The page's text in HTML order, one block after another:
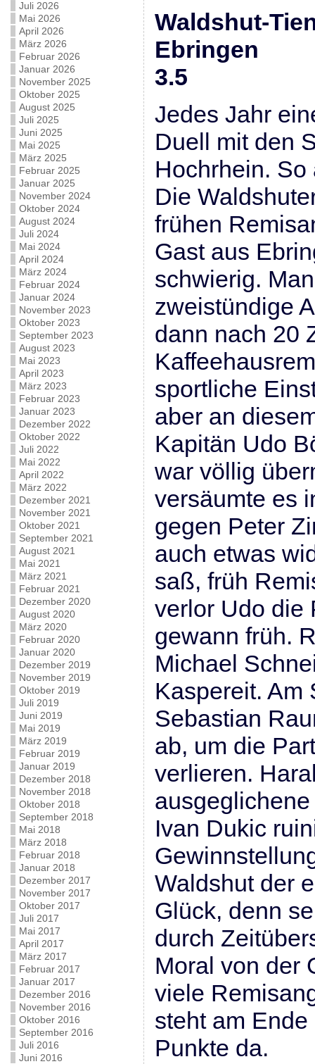
Juli 2026
Mai 2026
April 2026
März 2026
Februar 2026
Januar 2026
November 2025
Oktober 2025
August 2025
Juli 2025
Juni 2025
Mai 2025
März 2025
Februar 2025
Januar 2025
November 2024
Oktober 2024
August 2024
Juli 2024
Mai 2024
April 2024
März 2024
Februar 2024
Januar 2024
November 2023
Oktober 2023
September 2023
August 2023
Mai 2023
April 2023
März 2023
Februar 2023
Januar 2023
Dezember 2022
Oktober 2022
Juli 2022
Mai 2022
April 2022
März 2022
Dezember 2021
November 2021
Oktober 2021
September 2021
August 2021
Mai 2021
März 2021
Februar 2021
Dezember 2020
August 2020
März 2020
Februar 2020
Januar 2020
Dezember 2019
November 2019
Oktober 2019
Juli 2019
Juni 2019
Mai 2019
März 2019
Februar 2019
Januar 2019
Dezember 2018
November 2018
Oktober 2018
September 2018
Mai 2018
März 2018
Februar 2018
Januar 2018
Dezember 2017
November 2017
Oktober 2017
Juli 2017
Mai 2017
April 2017
März 2017
Februar 2017
Januar 2017
Dezember 2016
November 2016
Oktober 2016
September 2016
Juli 2016
Juni 2016
Waldshut-
3.5
Jedes Jahr
Duell mit den
Hochrhein.
Die
frühen
Gast aus
schwierig.
zweistündige
dann nach 20
sportliche
aber an
Kapitän Udo
war völlig
versäumte es
gegen Peter
auch etwas
saß, früh
verlor Udo die
gewann früh.
Michael
Kaspereit. Am
Sebastian
ab, um die
verlieren.
Ivan Dukic
Waldshut der
Glück, denn
durch
Moral von der
viele
steht am
Punkte da.